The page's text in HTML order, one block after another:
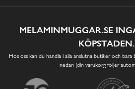
MELAMINMUGGAR.SE
Hos oss kan du handla i alla anslutna butiker och bara
nedan (din varukorg följer